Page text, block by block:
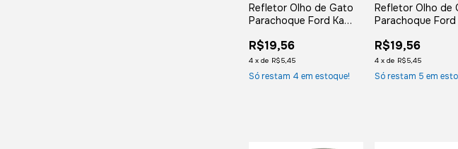
Refletor Olho de Gato
Parachoque Ford Ka
Esquerdo
R$19,56
4 xde R$5,45
Só restam 4 em estoque!
Refletor Olho de
Parachoque Ford
Direito
R$19,56
4 xde R$5,45
Só restam 5 em